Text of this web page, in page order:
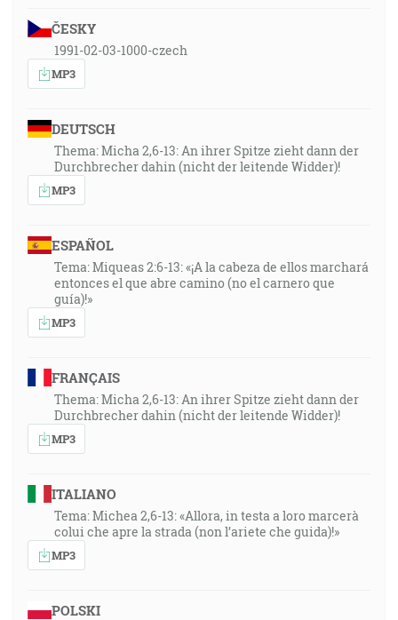
ČESKY
1991-02-03-1000-czech
MP3
DEUTSCH
Thema: Micha 2,6-13: An ihrer Spitze zieht dann der
Durchbrecher dahin (nicht der leitende Widder)!
MP3
ESPAÑOL
Tema: Miqueas 2:6-13: «¡A la cabeza de ellos marchará
entonces el que abre camino (no el carnero que
guía)!»
MP3
FRANÇAIS
Thema: Micha 2,6-13: An ihrer Spitze zieht dann der
Durchbrecher dahin (nicht der leitende Widder)!
MP3
ITALIANO
Tema: Michea 2,6-13: «Allora, in testa a loro marcerà
colui che apre la strada (non l’ariete che guida)!»
MP3
POLSKI